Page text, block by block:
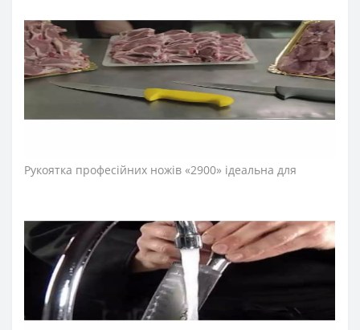
Лезо поварського ножа виготовили з ексклюзивної
нержавіючої сталі NITRUM, що має надвисоку ріжучу
здатність, підвищену твердість та корозостійкість. У
результаті лезо ножа шеф-повара довго не
затуплюється, не ржавіє, тому виріб має довгий термін
служби, забезпечуючи економічну ефективність
Рукоятка професійних ножів «2900» ідеальна для
рукоятки не перевантажує кисть руки впродовж
тривалої роботи. Рукоятку виготовили з
антиковзкого поліпропілену, що стійкий до кислот,
хлору, миючих засобів та високих температур.
Антиковзкий виступ, розміщений на кінці рукоятки
ножа серії «2900», не дозволяє руці повара зісковзнути
та сприяє безпечності його використання. Рукоятка